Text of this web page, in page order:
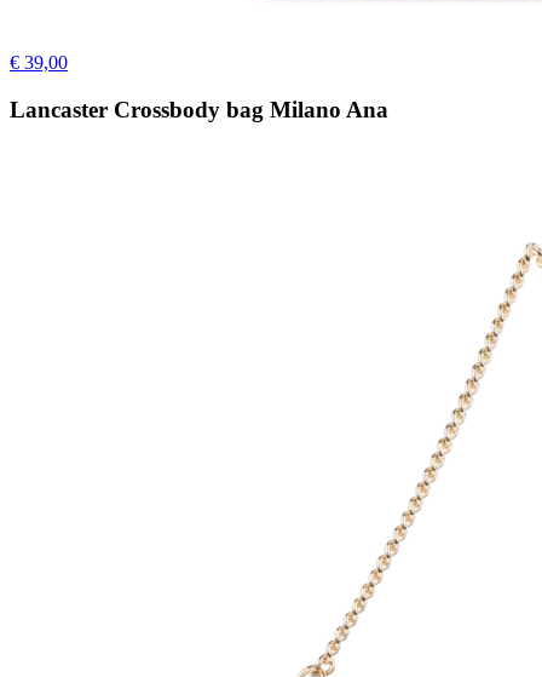
€ 39,00
Lancaster Crossbody bag Milano Ana